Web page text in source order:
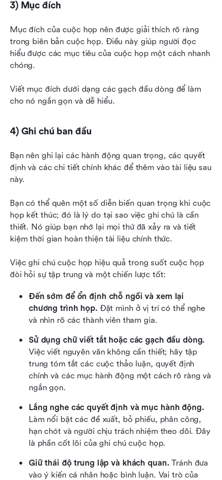
3) Mục đích
Mục đích của cuộc họp nên được giải thích rõ ràng
trong biên bản cuộc họp. Điều này giúp người đọc
hiểu được các mục tiêu của cuộc họp một cách nhanh
chóng.
Viết mục đích dưới dạng các gạch đầu dòng để làm
cho nó ngắn gọn và dễ hiểu.
4) Ghi chú ban đầu
Bạn nên ghi lại các hành động quan trọng, các quyết
định và các chi tiết chính khác để thêm vào tài liệu sau
này.
Bạn có thể quên một số diễn biến quan trọng khi cuộc
họp kết thúc; đó là lý do tại sao việc ghi chú là cần
thiết. Nó giúp bạn nhớ lại mọi thứ đã xảy ra và tiết
kiệm thời gian hoàn thiện tài liệu chính thức.
Việc ghi chú cuộc họp hiệu quả trong suốt cuộc họp
đòi hỏi sự tập trung và một chiến lược tốt:
Đến sớm để ổn định chỗ ngồi và xem lại
chương trình họp. Đặt mình ở vị trí có thể nghe
và nhìn rõ các thành viên tham gia.
Sử dụng chữ viết tắt hoặc các gạch đầu dòng.
Việc viết nguyên văn không cần thiết; hãy tập
trung tóm tắt các cuộc thảo luận, quyết định
chính và các mục hành động một cách rõ ràng và
ngắn gọn.
Lắng nghe các quyết định và mục hành động.
Làm nổi bật các đề xuất, bỏ phiếu, phân công,
hạn chót và người chịu trách nhiệm theo dõi. Đây
là phần cốt lõi của ghi chú cuộc họp.
Giữ thái độ trung lập và khách quan. Tránh đưa
vào ý kiến cá nhân hoặc bình luận. Vai trò của